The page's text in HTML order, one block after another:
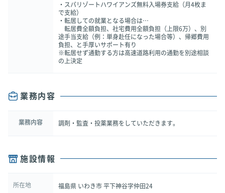
・スパリゾートハワイアンズ無料入場券支給（月4枚ま
で支給）
・転居しての就業となる場合は…
転居費全額負担、社宅費用全額負担（上限6万）、別
途手当支給（例：単身赴任になった場合等）、帰郷費用
負担、と手厚いサポート有り
※転居せず通勤する方は高速道路利用の通勤を別途相談
の上決定
業務内容
業務内容 調剤・監査・投薬業務をしていただきます。
施設情報
所在地 福島県 いわき市 平下神谷字仲田24